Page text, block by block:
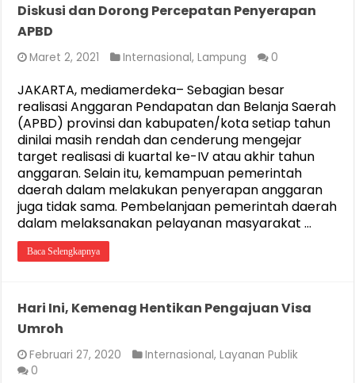
Diskusi dan Dorong Percepatan Penyerapan
APBD
Maret 2, 2021 Internasional,Lampung 0
JAKARTA, mediamerdeka– Sebagian besar
realisasi Anggaran Pendapatan dan Belanja Saerah
(APBD) provinsi dan kabupaten/kota setiap tahun
dinilai masih rendah dan cenderung mengejar
target realisasi di kuartal ke-IV atau akhir tahun
anggaran. Selain itu, kemampuan pemerintah
daerah dalam melakukan penyerapan anggaran
juga tidak sama. Pembelanjaan pemerintah daerah
dalam melaksanakan pelayanan masyarakat …
Baca Selengkapnya
Hari Ini, Kemenag Hentikan Pengajuan Visa
Umroh
Februari 27, 2020 Internasional,Layanan Publik
0